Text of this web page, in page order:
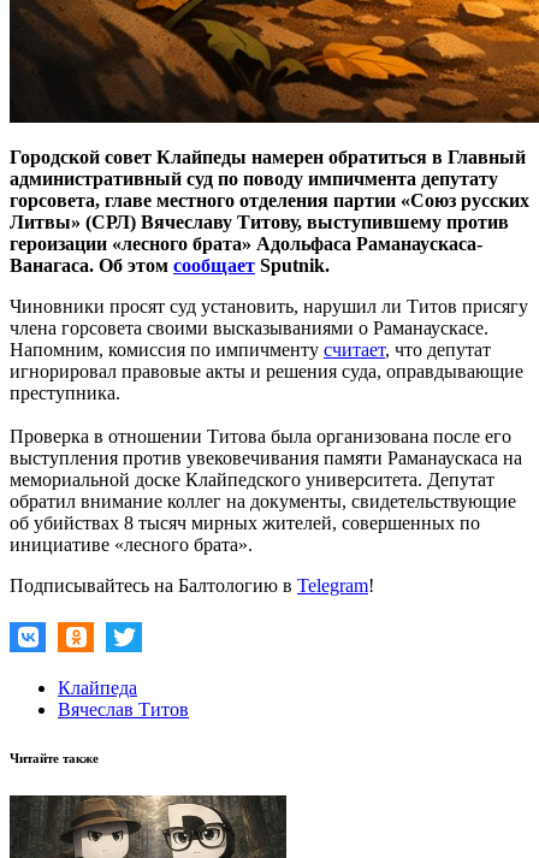
Городской совет Клайпеды намерен обратиться в Главный
административный суд по поводу импичмента депутату
горсовета, главе местного отделения партии «Союз русских
Литвы» (СРЛ) Вячеславу Титову, выступившему против
героизации «лесного брата» Адольфаса Раманаускаса-
Ванагаса. Об этом сообщает Sputnik.
Чиновники просят суд установить, нарушил ли Титов присягу
члена горсовета своими высказываниями о Раманаускасе.
Напомним, комиссия по импичменту считает, что депутат
игнорировал правовые акты и решения суда, оправдывающие
преступника.
Проверка в отношении Титова была организована после его
выступления против увековечивания памяти Раманаускаса на
мемориальной доске Клайпедского университета. Депутат
обратил внимание коллег на документы, свидетельствующие
об убийствах 8 тысяч мирных жителей, совершенных по
инициативе «лесного брата».
Подписывайтесь на Балтологию в Telegram!
Клайпеда
Вячеслав Титов
Читайте также